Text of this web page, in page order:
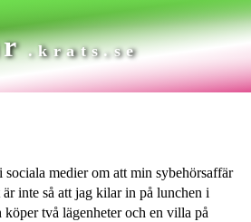
.krats.se
medier om att min sybehörsaffär
inte så att jag kilar in på lunchen i
köper två lägenheter och en villa på